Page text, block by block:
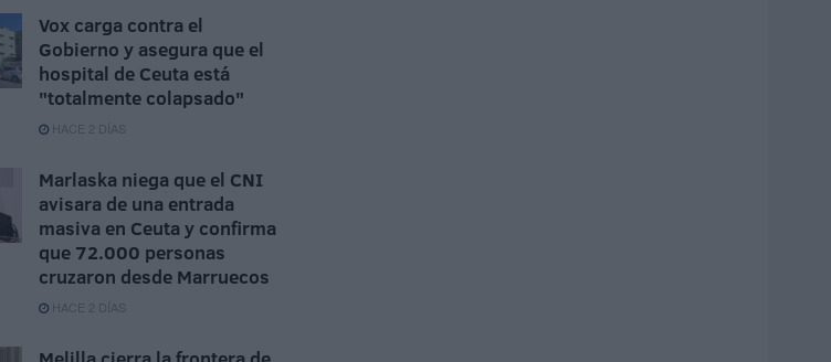
Vox carga contra el
Gobierno y asegura que el
hospital de Ceuta está
"totalmente colapsado"
HACE 2 DÍAS
Marlaska niega que el CNI
avisara de una entrada
masiva en Ceuta y confirma
que 72.000 personas
cruzaron desde Marruecos
HACE 2 DÍAS